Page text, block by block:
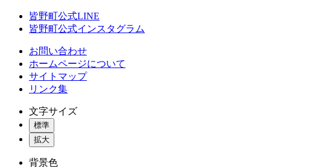
皆野町公式LINE
皆野町公式インスタグラム
お問い合わせ
ホームページについて
サイトマップ
リンク集
文字サイズ
標準
拡大
背景色